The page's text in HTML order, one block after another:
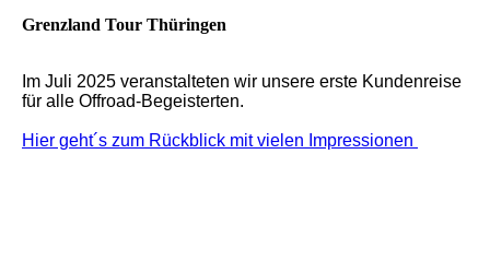
Grenzland Tour Thüringen
Im Juli 2025 veranstalteten wir unsere erste Kundenreise
für alle Offroad-Begeisterten.
Hier geht´s zum Rückblick mit vielen Impressionen